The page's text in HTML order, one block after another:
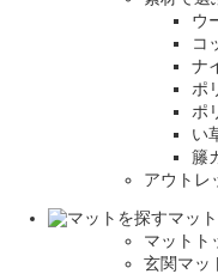
ウ
コ
ナ
ポ
ポ
い
籐
アウトレ
マット
マットト
玄関マッ